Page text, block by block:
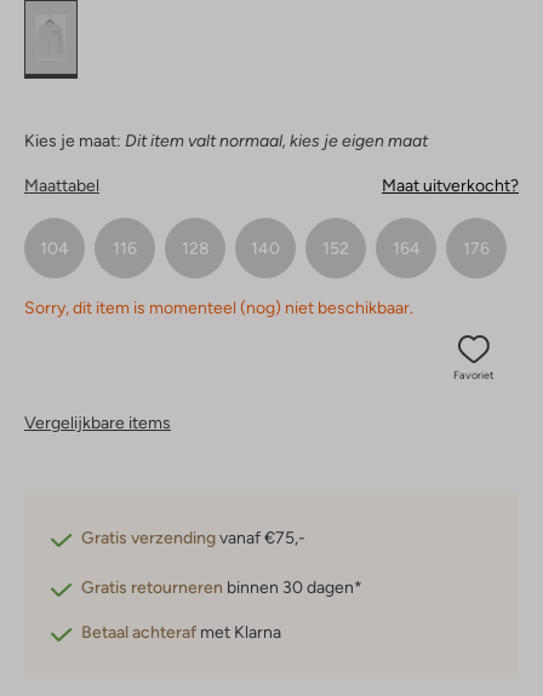
Kies je maat: Dit item valt normaal, kies je eigen maat
Maattabel Maat uitverkocht?
104 116 128 140 152 164 176
Sorry, dit item is momenteel (nog) niet beschikbaar.
Favoriet
Vergelijkbare items
Gratis verzendingvanaf €75,-
Gratis retourneren binnen 30 dagen*
Betaal achteraf met Klarna